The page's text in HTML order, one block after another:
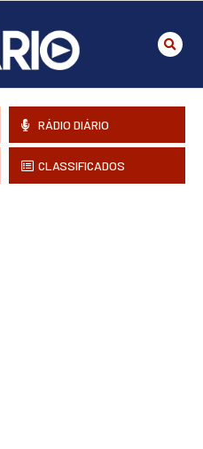
RÁDIO DIÁRIO
CLASSIFICADOS